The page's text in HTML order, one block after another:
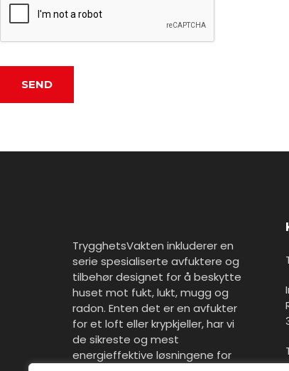
TrygghetsVakten inkluderer en
serie spesialiserte avfuktere og
tilbehør designet for å beskytte
huset mot fukt, lukt, mugg og
radon. Enten det er en avfukter
for et loft eller krypkjeller, har vi
de sikreste og mest
energieffektive løsningene for